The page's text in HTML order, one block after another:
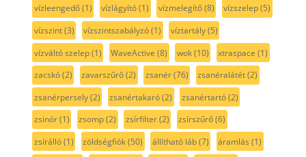
vízleengedő(1) vízlágyító(1) vízmelegítő(8) vízszelep(5)
vízszint(3) vízszintszabályzó(1) víztartály(5)
vízváltó szelep(1) WaveActive (8) wok(10) xtraspace (1)
zacskó(2) zavarszűrő(2) zsanér(76) zsanéralátét(2)
zsanérpersely(2) zsanértakaró(2) zsanértartó(2)
zsinór(1) zsomp(2) zsírfilter(2) zsírszűrő(6)
zsírálló(1) zöldségfiók(50) állítható láb(7) áramlás (1)